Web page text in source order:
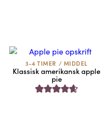
3-4 TIMER / MIDDEL
Klassisk amerikansk apple
pie